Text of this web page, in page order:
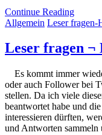
Continue Reading
Allgemein Leser fragen-
Leser fragen
Es kommt immer
oder auch Follower bei
stellen. Da ich viele
beantwortet habe und
interessieren dürften,
und Antworten